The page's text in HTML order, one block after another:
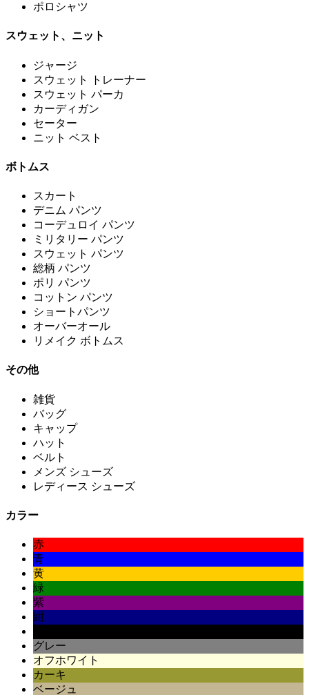
ポロシャツ
スウェット、ニット
ジャージ
スウェット トレーナー
スウェット パーカ
カーディガン
セーター
ニット ベスト
ボトムス
スカート
デニム パンツ
コーデュロイ パンツ
ミリタリー パンツ
スウェット パンツ
総柄 パンツ
ポリ パンツ
コットン パンツ
ショートパンツ
オーバーオール
リメイク ボトムス
その他
雑貨
バッグ
キャップ
ハット
ベルト
メンズ シューズ
レディース シューズ
カラー
赤
青
黄
緑
紫
紺
グレー
オフホワイト
カーキ
ベージュ